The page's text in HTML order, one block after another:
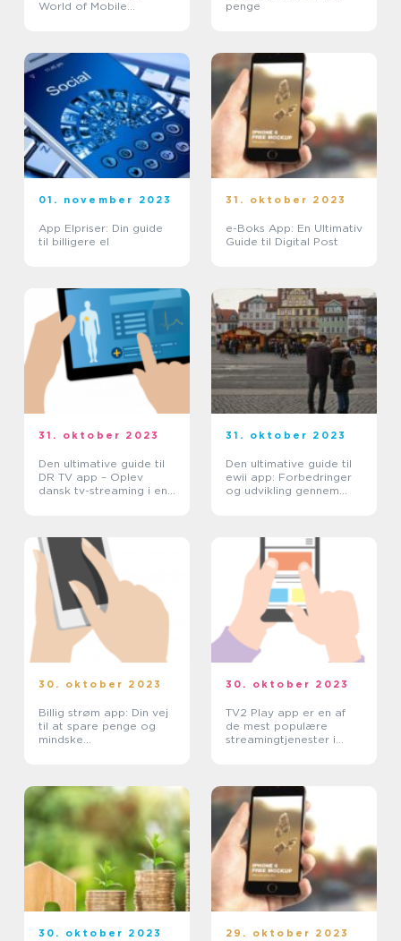
World of Mobile
penge
01. november 2023
App Elpriser: Din guide
til billigere el
31. oktober 2023
e-Boks App: En Ultimativ
Guide til Digital Post
31. oktober 2023
Den ultimative guide til
DR TV app – Oplev
dansk tv-streaming i en
31. oktober 2023
Den ultimative guide til
ewii app: Forbedringer
og udvikling gennem
30. oktober 2023
Billig strøm app: Din vej
til at spare penge og
mindske
30. oktober 2023
TV2 Play app er en af
de mest populære
streamingtjenester i
yndlings-tv-programmer,
film og ...
30. oktober 2023 29. oktober 2023